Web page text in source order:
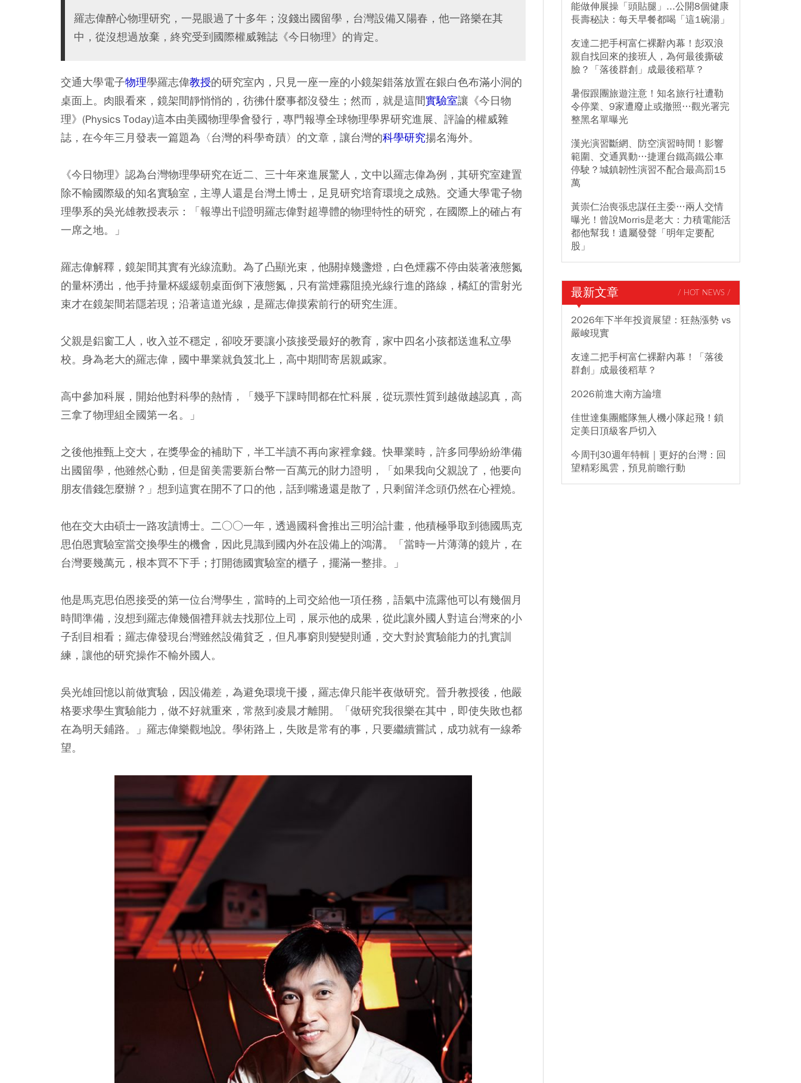
羅志偉醉心物理研究，一晃眼過了十多年；沒錢出國留學，台灣設備又陽春，他一路樂在其
中，從沒想過放棄，終究受到國際權威雜誌《今日物理》的肯定。
交通大學電子物理學羅志偉教授的研究室內，只見一座一座的小鏡架錯落放置在銀白色布滿小洞的
桌面上。肉眼看來，鏡架間靜悄悄的，彷彿什麼事都沒發生；然而，就是這間實驗室讓《今日物
理》(Physics Today)這本由美國物理學會發行，專門報導全球物理學界研究進展、評論的權威雜
誌，在今年三月發表一篇題為〈台灣的科學奇蹟〉的文章，讓台灣的科學研究揚名海外。
《今日物理》認為台灣物理學研究在近二、三十年來進展驚人，文中以羅志偉為例，其研究室建置
除不輸國際級的知名實驗室，主導人還是台灣土博士，足見研究培育環境之成熟。交通大學電子物
理學系的吳光雄教授表示：「報導出刊證明羅志偉對超導體的物理特性的研究，在國際上的確占有
一席之地。」
羅志偉解釋，鏡架間其實有光線流動。為了凸顯光束，他關掉幾盞燈，白色煙霧不停由裝著液態氮
的量杯湧出，他手持量杯緩緩朝桌面倒下液態氮，只有當煙霧阻撓光線行進的路線，橘紅的雷射光
束才在鏡架間若隱若現；沿著這道光線，是羅志偉摸索前行的研究生涯。
父親是鋁窗工人，收入並不穩定，卻咬牙要讓小孩接受最好的教育，家中四名小孩都送進私立學
校。身為老大的羅志偉，國中畢業就負笈北上，高中期間寄居親戚家。
高中參加科展，開始他對科學的熱情，「幾乎下課時間都在忙科展，從玩票性質到越做越認真，高
三拿了物理組全國第一名。」
之後他推甄上交大，在獎學金的補助下，半工半讀不再向家裡拿錢。快畢業時，許多同學紛紛準備
出國留學，他雖然心動，但是留美需要新台幣一百萬元的財力證明，「如果我向父親說了，他要向
朋友借錢怎麼辦？」想到這實在開不了口的他，話到嘴邊還是散了，只剩留洋念頭仍然在心裡燒。
他在交大由碩士一路攻讀博士。二○○一年，透過國科會推出三明治計畫，他積極爭取到德國馬克
思伯恩實驗室當交換學生的機會，因此見識到國內外在設備上的鴻溝。「當時一片薄薄的鏡片，在
台灣要幾萬元，根本買不下手；打開德國實驗室的櫃子，擺滿一整排。」
他是馬克思伯恩接受的第一位台灣學生，當時的上司交給他一項任務，語氣中流露他可以有幾個月
時間準備，沒想到羅志偉幾個禮拜就去找那位上司，展示他的成果，從此讓外國人對這台灣來的小
子刮目相看；羅志偉發現台灣雖然設備貧乏，但凡事窮則變變則通，交大對於實驗能力的扎實訓
練，讓他的研究操作不輸外國人。
吳光雄回憶以前做實驗，因設備差，為避免環境干擾，羅志偉只能半夜做研究。晉升教授後，他嚴
格要求學生實驗能力，做不好就重來，常熬到凌晨才離開。「做研究我很樂在其中，即使失敗也都
在為明天鋪路。」羅志偉樂觀地說。學術路上，失敗是常有的事，只要繼續嘗試，成功就有一線希
望。
能做伸展操「頭貼腿」...公開8個健康
長壽秘訣：每天早餐都喝「這1碗湯」
友達二把手柯富仁裸辭內幕！彭双浪
親自找回來的接班人，為何最後撕破
臉？「落後群創」成最後稻草？
暑假跟團旅遊注意！知名旅行社遭勒
令停業、9家遭廢止或撤照…觀光署完
整黑名單曝光
漢光演習斷網、防空演習時間！影響
範圍、交通異動…捷運台鐵高鐵公車
停駛？城鎮韌性演習不配合最高罰15
萬
黃崇仁治喪張忠謀任主委…兩人交情
曝光！曾說Morris是老大：力積電能活
都他幫我！遺屬發聲「明年定要配
股」
最新文章 / HOT NEWS /
2026年下半年投資展望：狂熱漲勢 vs
嚴峻現實
友達二把手柯富仁裸辭內幕！「落後
群創」成最後稻草？
2026前進大南方論壇
佳世達集團艦隊無人機小隊起飛！鎖
定美日頂級客戶切入
今周刊30週年特輯｜更好的台灣：回
望精彩風雲，預見前瞻行動